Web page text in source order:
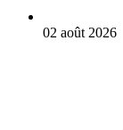
02 août 2026